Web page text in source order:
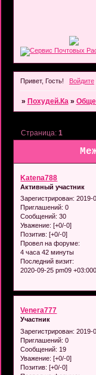
Привет, Гость! Войдите
» Похудей.Ка »
Страница: 1
Katena788
Активный участник
Зарегистрирован: 2019-
Приглашений: 0
Сообщений: 30
Уважение: [+0/-0]
Позитив: [+0/-0]
Провел на форуме:
4 часа 42 минуты
Последний визит:
2020-09-25 pm09
Venera777
Участник
Зарегистрирован: 2019-
Приглашений: 0
Сообщений: 19
Уважение: [+0/-0]
Позитив: [+0/-0]